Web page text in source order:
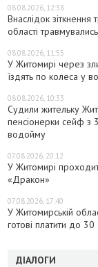
08.08.2026, 12:38
Внаслідок
області
08.08.2026, 11:55
У Житомирі через
їздять по колеса у
08.08.2026, 10:33
Судили жительку
пенсіонерки сейф з
водойму
07.08.2026, 20:12
У Житомирі
«Дракон»
07.08.2026, 17:40
У Житомирській
готові платити до
ДІАЛОГИ